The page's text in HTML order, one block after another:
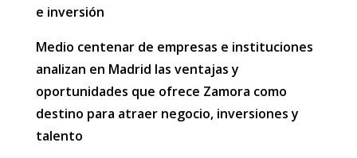
e inversión
Medio centenar de empresas e instituciones
analizan en Madrid las ventajas y
oportunidades que ofrece Zamora como
destino para atraer negocio, inversiones y
talento